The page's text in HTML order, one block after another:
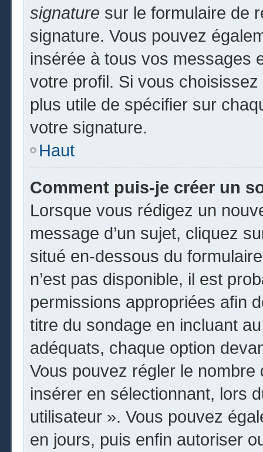
signature sur le formulaire de
signature. Vous pouvez
insérée à tous vos messages
votre profil. Si vous
plus utile de spécifier sur
votre signature.
Haut
Comment puis-je créer un
Lorsque vous rédigez un
message d’un sujet, cliquez
situé en-dessous du
n’est pas disponible, il est
permissions appropriées afin
titre du sondage en incluant
adéquats, chaque option
Vous pouvez régler le nombre
insérer en sélectionnant, lors
utilisateur ». Vous pouvez
en jours, puis enfin autoriser